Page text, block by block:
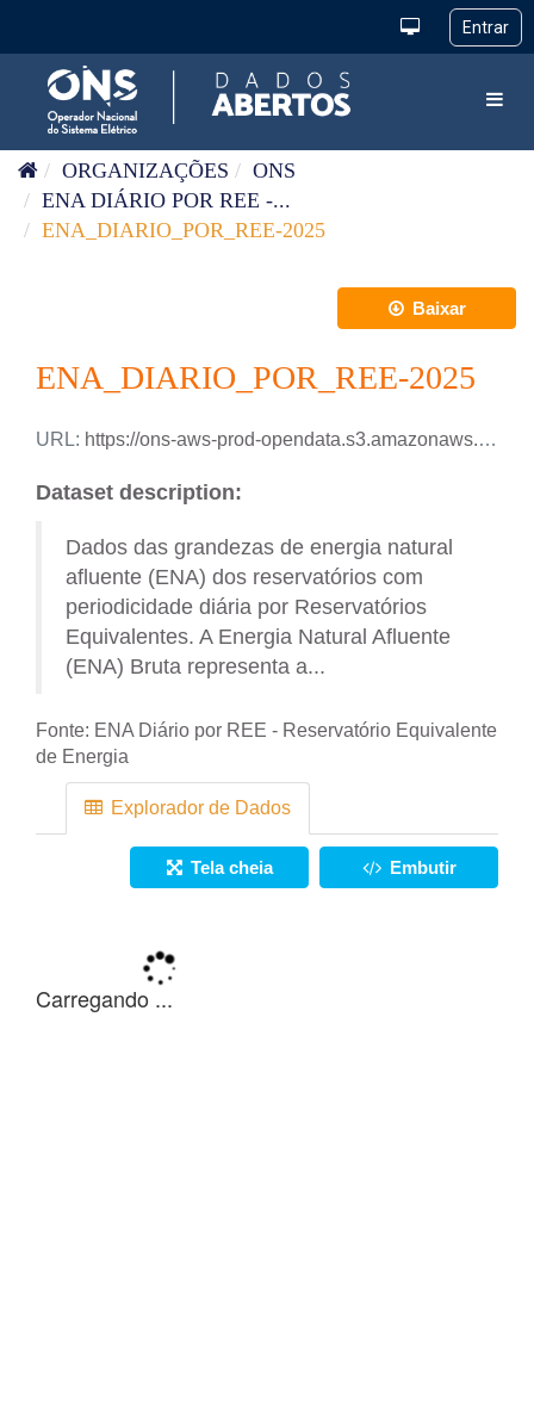
ORGANIZAÇÕES
ONS
ENA DIÁRIO POR REE -...
ENA_DIARIO_POR_REE-2025
Baixar
ENA_DIARIO_POR_REE-2025
URL: https://ons-aws-prod-opendata.s3.amazonaws.com/dataset/ena_ree_di/ENA_DIARIO_REE_2025.xlsx
Dataset description:
Dados das grandezas de energia natural
afluente (ENA) dos reservatórios com
periodicidade diária por Reservatórios
Equivalentes. A Energia Natural Afluente
(ENA) Bruta representa a...
Fonte: ENA Diário por REE - Reservatório Equivalente
de Energia
Explorador de Dados
Tela cheia Embutir